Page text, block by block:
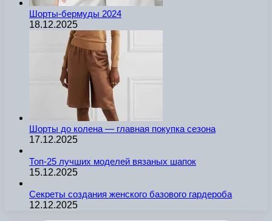
Шорты-бермуды 2024
18.12.2025
Шорты до колена — главная покупка сезона
17.12.2025
Топ-25 лучших моделей вязаных шапок
15.12.2025
Секреты создания женского базового гардероба
12.12.2025